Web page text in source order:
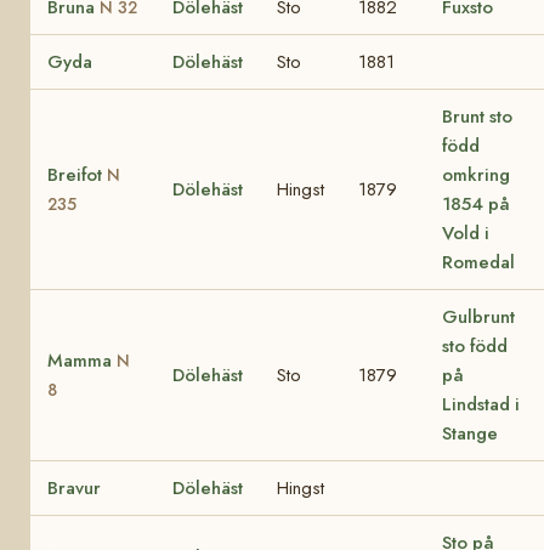
Bruna N 32 Dölehäst Sto 1882 Fuxsto
Gyda Dölehäst Sto 1881
Breifot N
235
Dölehäst Hingst 1879
Brunt sto
född
omkring
1854 på
Vold i
Romedal
Mamma N
8
Dölehäst Sto 1879
Gulbrunt
sto född
på
Lindstad i
Stange
Bravur Dölehäst Hingst
Sto på